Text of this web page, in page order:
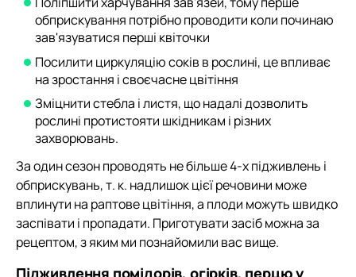
обприскування потрібно проводити коли починаю
зав'язуватися перші квіточки
Посилити циркуляцію соків в рослині, це впливає
на зростання і своєчасне цвітіння
Зміцнити стебла і листя, що надалі дозволить
рослині протистояти шкідникам і різних
захворювань.
За один сезон проводять не більше 4-х підживлень і
обприскувань, т. к. надлишок цієї речовини може
вплинути на раптове цвітіння, а плоди можуть швидко
заспівати і пропадати. Приготувати засіб можна за
рецептом, з яким ми познайомили вас вище.
Підживлення помідорів, огірків, перцю у